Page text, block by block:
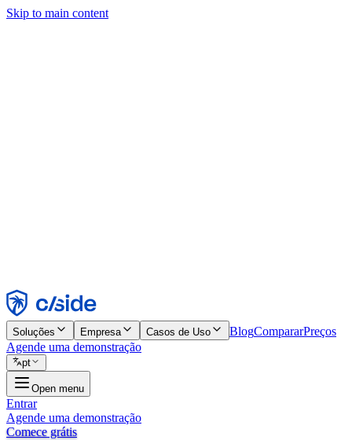
Skip to main content
Rejeitar
Soluções Empresa Casos de Uso BlogCompararPreços
Agende uma demonstração
pt
Open menu
Entrar
Agende uma demonstração
Comece grátis